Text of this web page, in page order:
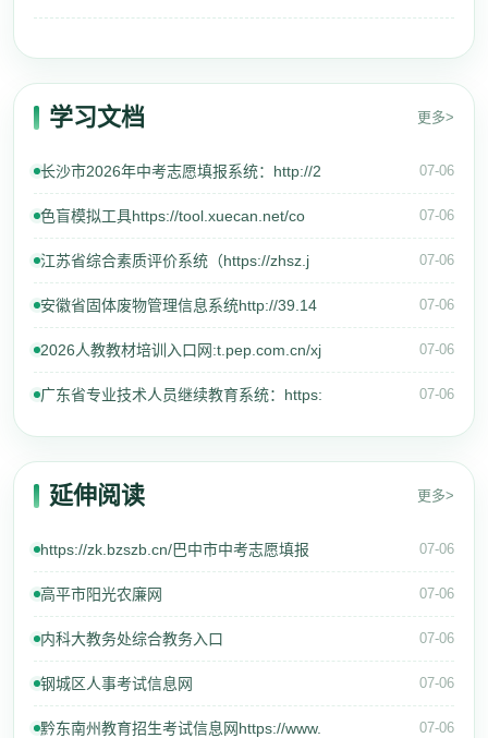
学习文档 更多>
长沙市2026年中考志愿填报系统：http://2 07-06
色盲模拟工具https://tool.xuecan.net/co 07-06
江苏省综合素质评价系统（https://zhsz.j 07-06
安徽省固体废物管理信息系统http://39.14 07-06
2026人教教材培训入口网:t.pep.com.cn/xj 07-06
广东省专业技术人员继续教育系统：https: 07-06
延伸阅读 更多>
https://zk.bzszb.cn/巴中市中考志愿填报 07-06
高平市阳光农廉网 07-06
内科大教务处综合教务入口 07-06
钢城区人事考试信息网 07-06
黔东南州教育招生考试信息网https://www. 07-06